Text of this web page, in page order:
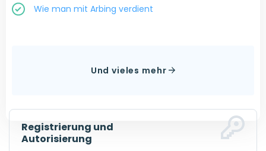
Wie man mit Arbing verdient
Und vieles mehr
Anleitungen
Sie hier unsere Anleitungen zu weiterführenden
Themen lesen.
Registrierung und
Autorisierung